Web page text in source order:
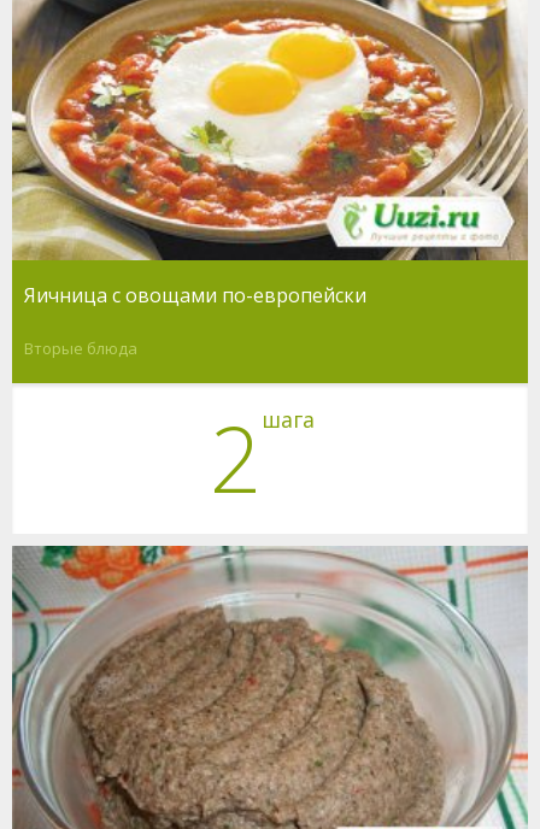
Яичница с овощами по-европейски
Вторые блюда
2 шага